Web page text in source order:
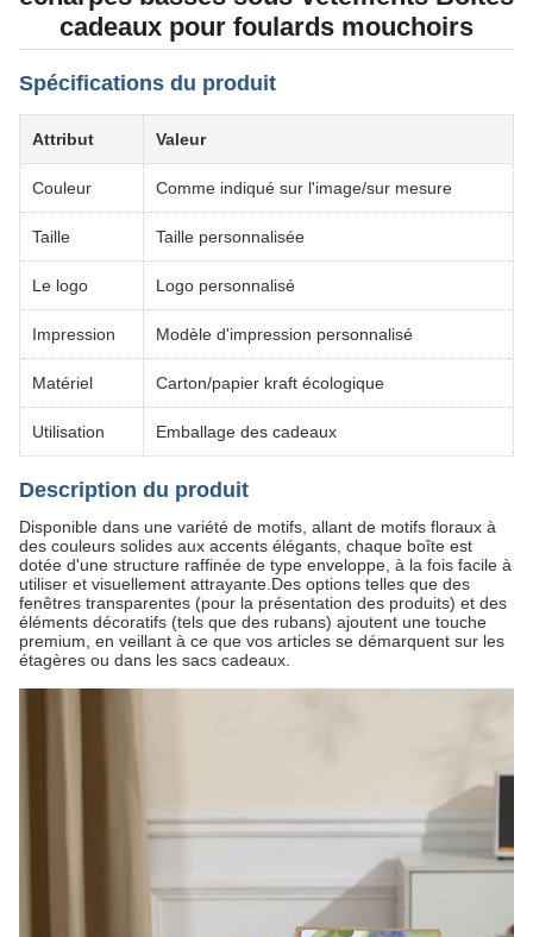
cadeaux pour foulards mouchoirs
Spécifications du produit
Attribut Valeur
Couleur Comme indiqué sur l'image/sur mesure
Taille Taille personnalisée
Le logo Logo personnalisé
Impression Modèle d'impression personnalisé
Matériel Carton/papier kraft écologique
Utilisation Emballage des cadeaux
Description du produit
Disponible dans une variété de motifs, allant de motifs floraux à
des couleurs solides aux accents élégants, chaque boîte est
dotée d'une structure raffinée de type enveloppe, à la fois facile à
utiliser et visuellement attrayante.Des options telles que des
fenêtres transparentes (pour la présentation des produits) et des
éléments décoratifs (tels que des rubans) ajoutent une touche
premium, en veillant à ce que vos articles se démarquent sur les
étagères ou dans les sacs cadeaux.